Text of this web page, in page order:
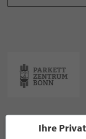
WEITERE
VON
Ihre